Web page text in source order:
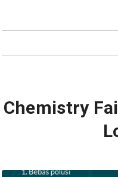
Chemistry